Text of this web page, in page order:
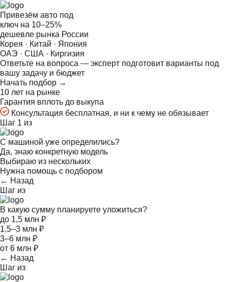
Привезём авто под
ключ на 10–25%
дешевле рынка России
Корея · Китай · Япония
ОАЭ · США · Киргизия
Ответьте на вопроса — эксперт подготовит варианты под
вашу задачу и бюджет
Начать подбор →
10 лет на рынке
Гарантия вплоть до выкупа
Консультация бесплатная, и ни к чему не обязывает
Шаг 1 из
С машиной уже определились?
Да, знаю конкретную модель
Выбираю из нескольких
Нужна помощь с подбором
← Назад
Шаг из
В какую сумму планируете уложиться?
до 1,5 млн ₽
1,5–3 млн ₽
3–6 млн ₽
от 6 млн ₽
← Назад
Шаг из